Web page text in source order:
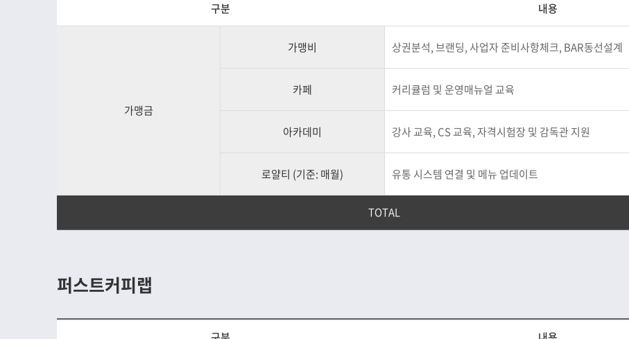
구분 내용
가맹금
가맹비 상권분석, 브랜딩, 사업자 준비사항체크, BAR동선설계
카페 커리큘럼 및 운영매뉴얼 교육
아카데미 강사 교육, CS 교육, 자격시험장 및 감독관 지원
로얄티 (기준: 매월) 유통 시스템 연결 및 메뉴 업데이트
TOTAL
퍼스트커피랩